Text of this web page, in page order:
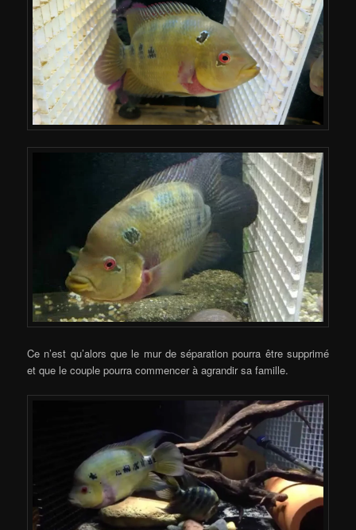
Ce n’est qu’alors que le mur de séparation pourra être supprimé
et que le couple pourra commencer à agrandir sa famille.